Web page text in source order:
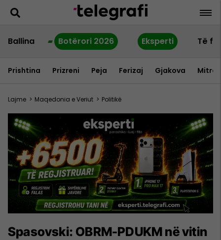
Ballina Botërori 2026 Eksperti Të
Prishtina Prizreni Peja Ferizaj Gjakova
Lajme > Maqedonia e Veriut > Politikë
Spasovski: OBRM-PDUKM në vitin